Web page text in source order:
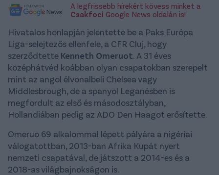
A legfrissebb hírekért kövess minket a
Csakfoci Google News oldalán is!
Hivatalos honlapján jelentette be a Paks Európa
Liga-selejtezős ellenfele, a CFR Cluj, hogy
szerződtette Kenneth Omeruot. A 31 éves
középhátvéd koábban olyan csapatokban szerepelt
mint az angol élvonalbeli Chelsea vagy
Middlesbrough, de a spanyol Leganésben is
megfordult az első és másodosztályban,
Hollandiában pedig az ADO Den Haagot erősítette.
Omeruo 69 alkalommal lépett pályára a nigériai
válogatottban, 2013-ban Afrika Kupát nyert
nemzeti csapatával, de játszott a 2014-es és a
2018-as világbajnokságon is.